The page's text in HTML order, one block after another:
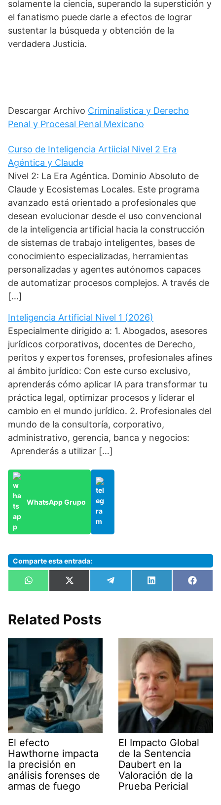
solamente la ciencia, superando la superstición y
el fanatismo puede darle a efectos de lograr
sustentar la búsqueda y obtención de la
verdadera Justicia.
Descargar Archivo Criminalistica y Derecho
Penal y Procesal Penal Mexicano
Curso de Inteligencia Artiicial Nivel 2 Era
Agéntica y Claude
Nivel 2: La Era Agéntica. Dominio Absoluto de
Claude y Ecosistemas Locales. Este programa
avanzado está orientado a profesionales que
desean evolucionar desde el uso convencional
de la inteligencia artificial hacia la construcción
de sistemas de trabajo inteligentes, bases de
conocimiento especializadas, herramientas
personalizadas y agentes autónomos capaces
de automatizar procesos complejos. A través de
[…]
Inteligencia Artificial Nivel 1 (2026)
Especialmente dirigido a: 1. Abogados, asesores
jurídicos corporativos, docentes de Derecho,
peritos y expertos forenses, profesionales afines
al ámbito jurídico: Con este curso exclusivo,
aprenderás cómo aplicar IA para transformar tu
práctica legal, optimizar procesos y liderar el
cambio en el mundo jurídico. 2. Profesionales del
mundo de la consultoría, corporativo,
administrativo, gerencia, banca y negocios:
Aprenderás a utilizar […]
WhatsApp Grupo
Comparte esta entrada:
Compartir
en
W
h
s
A
p
Compartir
en
X
(
i
t
e
r
)
Compartir
en
e
m
Compartir
en
L
i
n
en
F
a
k
Related Posts
El efecto
Hawthorne impacta
la precisión en
análisis forenses de
armas de fuego
El Impacto Global
de la Sentencia
Daubert en la
Valoración de la
Prueba Pericial